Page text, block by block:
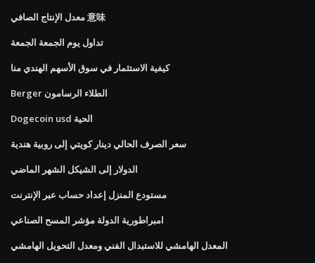
معدل الإنتاج الصافي 意味
تداول يوم الجمعة الجمعة
كيفية الاستثمار في سوق الأسهم الهندي منا
Berger الطلاء الرسامون
Dogecoin usd الحية
سعر الصرف الحالي دينار كويتي إلى روبية هندية
الدولار إلى الشيكل الشهر الماضي
مستودع المنزل إعداد حساب عبر الإنترنت
امبراطورية الدولة مؤشر المسح الصناعي
المعدل الهامشي للاستبدال الفني ومعدل التحويل الهامشي